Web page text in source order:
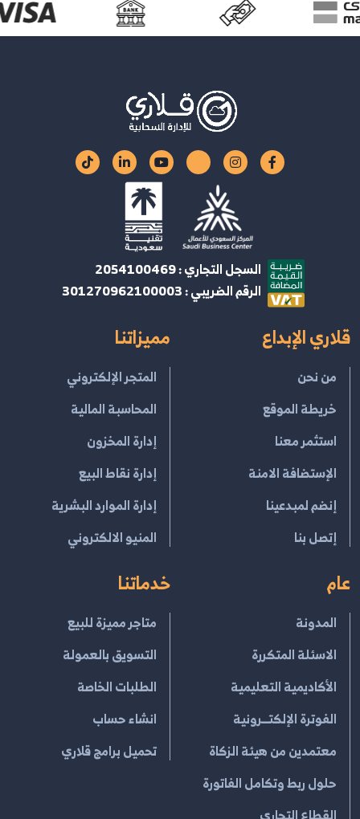
السجل التجاري : 2054100469
الرقم الضريبي : 301270962100003
قلاري الإبداع
من نحن
خريطة الموقع
استثمر معنا
الإستضافة الامنة
إنضم لمبدعينا
إتصل بنا
مميزاتنا
المتجر الإلكتروني
المحاسبة المالية
إدارة المخزون
إدارة نقاط البيع
إدارة الموارد البشرية
المنيو الالكتروني
عام
المدونة
الاسئلة المتكررة
الأكاديمية التعليمية
الفوترة الإلكتــرونية
معتمدين من هيئة الزكاة
حلول ربط وتكامل الفاتورة
خدماتنا
متاجر مميزة للبيع
التسويق بالعمولة
الطلبات الخاصة
انشاء حساب
تحميل برامج قلاري